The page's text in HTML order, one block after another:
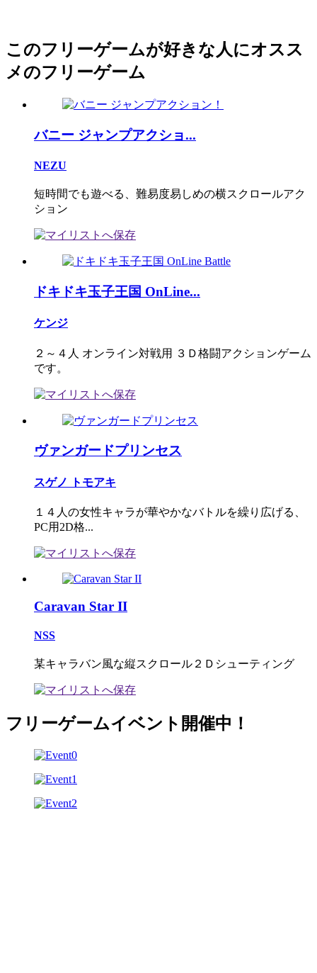
このフリーゲームが好きな人にオスス
メのフリーゲーム
バニー ジャンプアクショ...
NEZU
短時間でも遊べる、難易度易しめの横スクロールアク
ション
ドキドキ玉子王国 OnLine...
ケンジ
２～４人 オンライン対戦用 ３Ｄ格闘アクションゲーム
です。
ヴァンガードプリンセス
スゲノ トモアキ
１４人の女性キャラが華やかなバトルを繰り広げる、
PC用2D格...
Caravan Star II
NSS
某キャラバン風な縦スクロール２Ｄシューティング
フリーゲームイベント開催中！